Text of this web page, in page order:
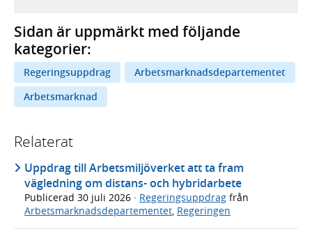
Sidan är uppmärkt med följande
kategorier:
Regeringsuppdrag
Arbetsmarknadsdepartementet
Arbetsmarknad
Relaterat
Uppdrag till Arbetsmiljöverket att ta fram
vägledning om distans- och hybridarbete
Publicerad 30 juli 2026 · Regeringsuppdrag från
Arbetsmarknadsdepartementet, Regeringen